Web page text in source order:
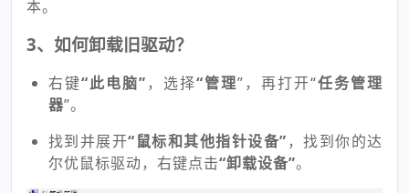
本。
3、如何卸载旧驱动？
右键“此电脑” ，选择“管理”，再打开“任务管理
器”。
找到并展开“鼠标和其他指针设备” ，找到你的达
尔优鼠标驱动，右键点击“卸载设备”。